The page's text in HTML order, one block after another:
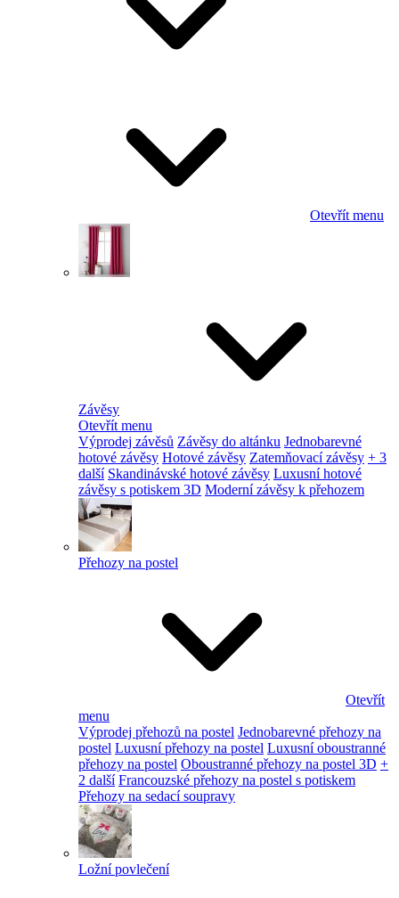
Otevřít menu
Závěsy
Otevřít menu
Výprodej závěsů Závěsy do altánku Jednobarevné
hotové závěsy Hotové závěsy Zatemňovací závěsy + 3
další Skandinávské hotové závěsy Luxusní hotové
závěsy s potiskem 3D Moderní závěsy k přehozem
Přehozy na postel
Otevřít
menu
Výprodej přehozů na postel Jednobarevné přehozy na
postel Luxusní přehozy na postel Luxusní oboustranné
přehozy na postel Oboustranné přehozy na postel 3D +
2 další Francouzské přehozy na postel s potiskem
Přehozy na sedací soupravy
Ložní povlečení